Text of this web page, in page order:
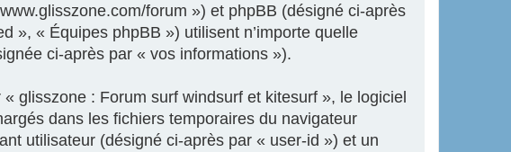
forum ») et phpBB (désigné ci-après
», « Équipes phpBB ») utilisent n’importe quelle
ci-après par « vos informations »).
glisszone : Forum surf windsurf et kitesurf », le logiciel
dans les fichiers temporaires du navigateur
utilisateur (désigné ci-après par « user-id ») et un